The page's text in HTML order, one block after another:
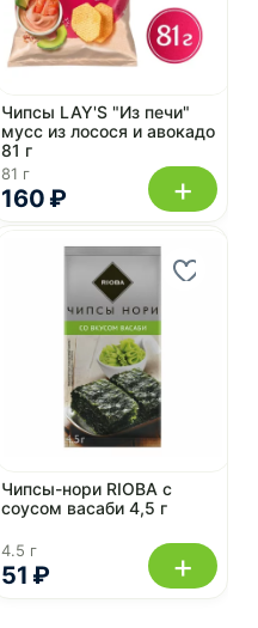
160 ₽
Чипсы LAY'S "Из печи"
мусс из лосося и авокадо
81 г
81 г +
51 ₽
Чипсы-нори RIOBA с
соусом васаби 4,5 г
4.5 г +